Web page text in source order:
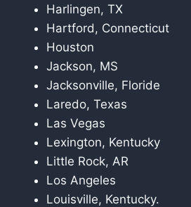
Harlingen, TX
Hartford, Connecticut
Houston
Jackson, MS
Jacksonville, Floride
Laredo, Texas
Las Vegas
Lexington, Kentucky
Little Rock, AR
Los Angeles
Louisville, Kentucky.